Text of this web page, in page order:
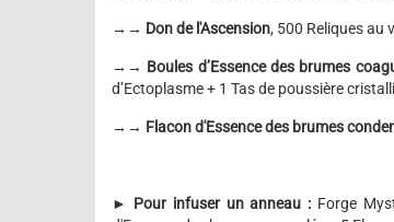
→→ Don de l'Ascension, 500 Reliques au
→→ Boules d’Essence des brumes
d’Ectoplasme + 1 Tas de poussière
→→ Flacon d'Essence des brumes
► Pour infuser un anneau : Forge